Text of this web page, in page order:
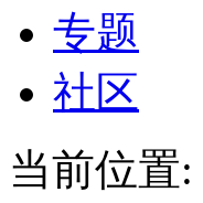
专题
社区
当前位置: